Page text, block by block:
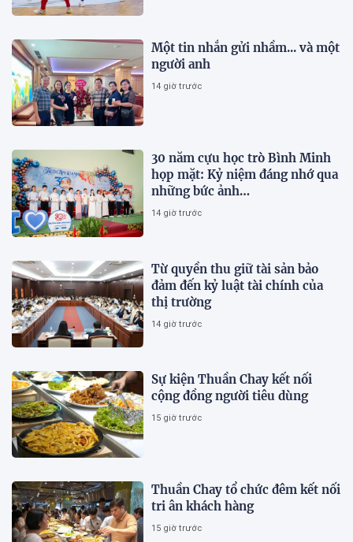
Một tin nhắn gửi nhầm... và một
người anh
14 giờ trước
30 năm cựu học trò Bình Minh
họp mặt: Kỷ niệm đáng nhớ qua
những bức ảnh…
14 giờ trước
Từ quyền thu giữ tài sản bảo
đảm đến kỷ luật tài chính của
thị trường
14 giờ trước
Sự kiện Thuần Chay kết nối
cộng đồng người tiêu dùng
15 giờ trước
Thuần Chay tổ chức đêm kết nối
tri ân khách hàng
15 giờ trước